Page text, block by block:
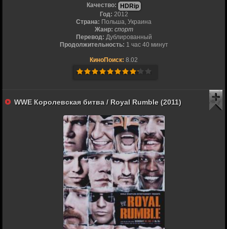
Качество:
HDRip
Год: 2012
Страна: Польша, Украина
Жанр: спорт
Перевод: Дублированный
Продолжительность: 1 час 40 минут
КиноПоиск: 8.02
WWE Королевская битва / Royal Rumble (2011)